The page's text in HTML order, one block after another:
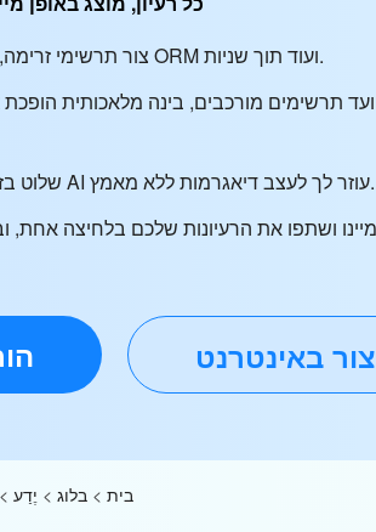
• צור תרשימי זרימה, תרשימי גאנט, דיאגרמות ORM ועוד תוך שניות.
• שלוט בזרימת העבודה שלך: צ'אט AI עוזר לך לעצב דיאגרמות ללא מאמץ.
צור באינטרנט
בית > בלוג > יֶדַע >